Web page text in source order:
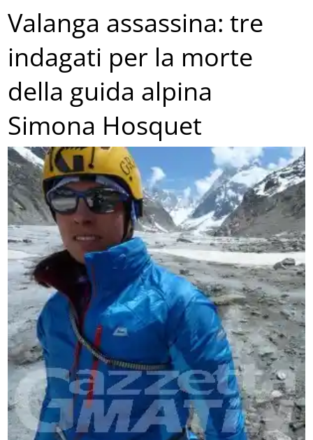
Valanga assassina: tre
indagati per la morte
della guida alpina
Simona Hosquet